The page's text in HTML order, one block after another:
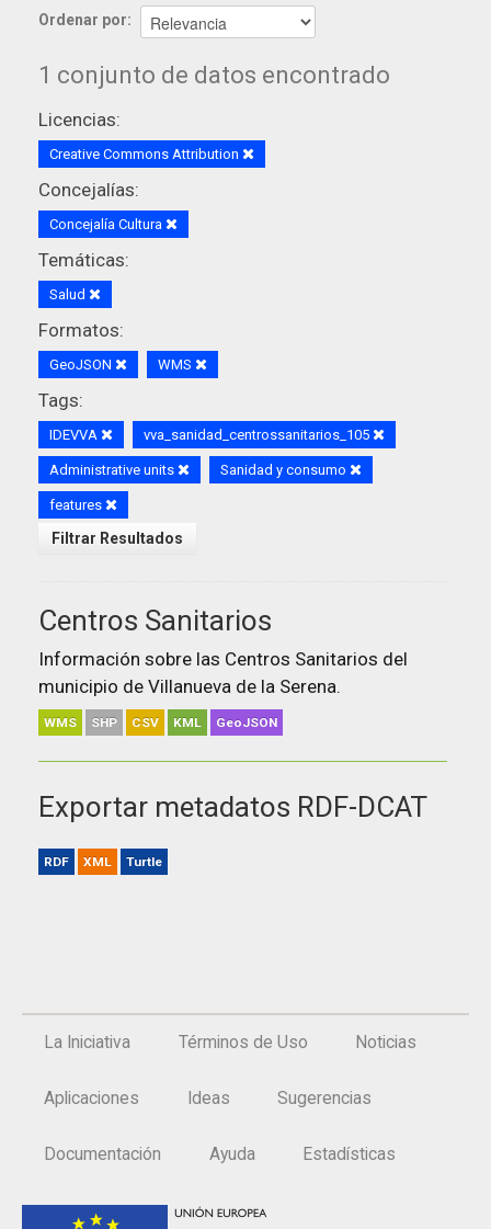
Ordenar por
1 conjunto de datos encontrado
Licencias:
Creative Commons Attribution
Concejalías:
Concejalía Cultura
Temáticas:
Salud
Formatos:
GeoJSON WMS
Tags:
IDEVVA vva_sanidad_centrossanitarios_105
Administrative units Sanidad y consumo
features
Filtrar Resultados
Centros Sanitarios
Información sobre las Centros Sanitarios del
municipio de Villanueva de la Serena.
WMS SHP CSV KML GeoJSON
Exportar metadatos RDF-DCAT
RDF XML Turtle
La Iniciativa Términos de Uso Noticias
Aplicaciones Ideas Sugerencias
Documentación Ayuda Estadísticas